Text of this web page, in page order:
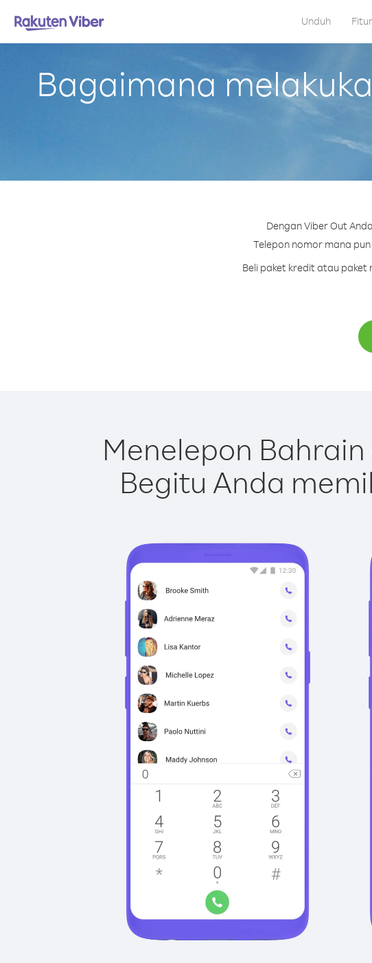
Unduh Fitur
Bagaimana
Dengan Viber Out
Telepon nomor mana
Beli paket kredit atau
Menelepon
Begitu Anda